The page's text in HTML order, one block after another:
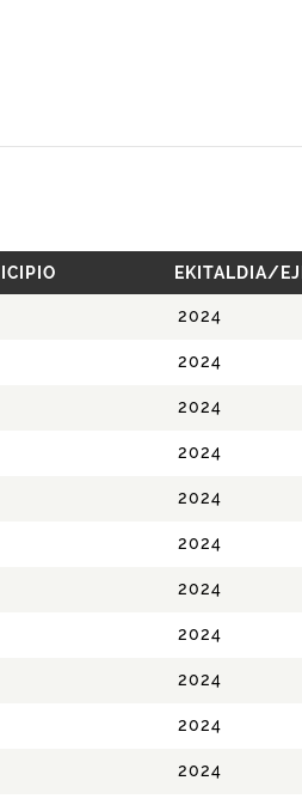
EKITALDIA/
2024
2024
2024
2024
2024
2024
2024
2024
2024
2024
2024